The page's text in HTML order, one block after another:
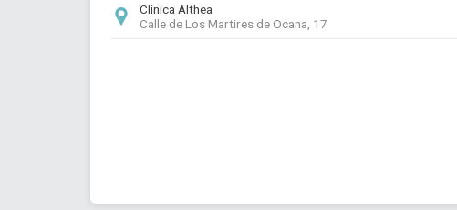
Clinica Althea
Calle de Los Martires de Ocana, 17